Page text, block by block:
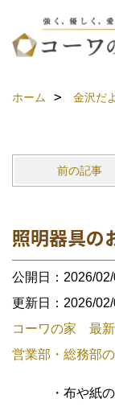
ホーム 金沢だ
前の記事
照明器具
公開日：2026/
更新日：2026/
コーワの家 最新
営業部・総務部
・布や紙のシ